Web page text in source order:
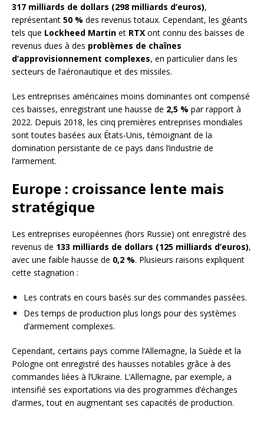
317 milliards de dollars (298 milliards d’euros),
représentant 50 % des revenus totaux. Cependant, les géants
tels que Lockheed Martin et RTX ont connu des baisses de
revenus dues à des problèmes de chaînes
d’approvisionnement complexes, en particulier dans les
secteurs de l’aéronautique et des missiles.
Les entreprises américaines moins dominantes ont compensé
ces baisses, enregistrant une hausse de 2,5 % par rapport à
2022. Depuis 2018, les cinq premières entreprises mondiales
sont toutes basées aux États-Unis, témoignant de la
domination persistante de ce pays dans l’industrie de
l’armement.
Europe : croissance lente mais
stratégique
Les entreprises européennes (hors Russie) ont enregistré des
revenus de 133 milliards de dollars (125 milliards d’euros),
avec une faible hausse de 0,2 %. Plusieurs raisons expliquent
cette stagnation :
Les contrats en cours basés sur des commandes passées.
Des temps de production plus longs pour des systèmes
d’armement complexes.
Cependant, certains pays comme l’Allemagne, la Suède et la
Pologne ont enregistré des hausses notables grâce à des
commandes liées à l’Ukraine. L’Allemagne, par exemple, a
intensifié ses exportations via des programmes d’échanges
d’armes, tout en augmentant ses capacités de production.